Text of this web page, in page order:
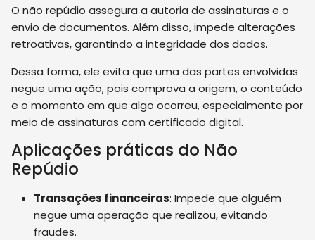
O não repúdio assegura a autoria de assinaturas e o
envio de documentos. Além disso, impede alterações
retroativas, garantindo a integridade dos dados.
Dessa forma, ele evita que uma das partes envolvidas
negue uma ação, pois comprova a origem, o conteúdo
e o momento em que algo ocorreu, especialmente por
meio de assinaturas com certificado digital.
Aplicações práticas do Não
Repúdio
Transações financeiras: Impede que alguém
negue uma operação que realizou, evitando
fraudes.